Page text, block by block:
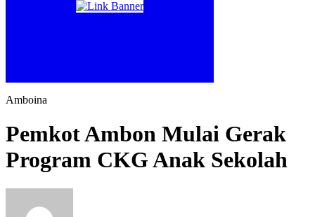
Amboina
Pemkot Ambon Mulai Gerak
Program CKG Anak Sekolah